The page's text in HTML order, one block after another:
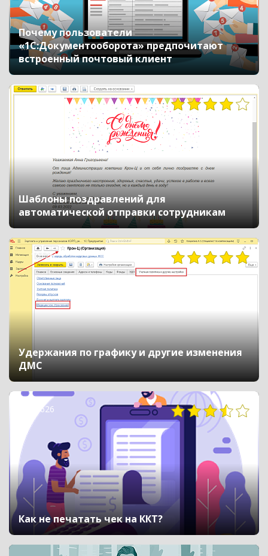
Почему пользователи
«1С:Документооборота» предпочитают
встроенный почтовый клиент
Шаблоны поздравлений для
автоматической отправки сотрудникам
10126
Удержания по графику и другие изменения
ДМС
15626
Как не печатать чек на ККТ?